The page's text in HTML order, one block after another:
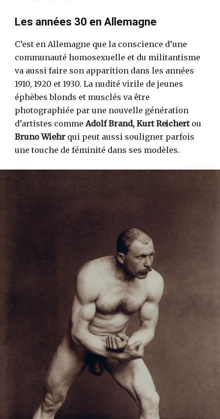
Les années 30 en Allemagne
C’est en Allemagne que la conscience d’une
communauté homosexuelle et du militantisme
va aussi faire son apparition dans les années
1910, 1920 et 1930. La nudité virile de jeunes
éphèbes blonds et musclés va être
photographiée par une nouvelle génération
d’artistes comme Adolf Brand, Kurt Reichert ou
Bruno Wiehr qui peut aussi souligner parfois
une touche de féminité dans ses modèles.